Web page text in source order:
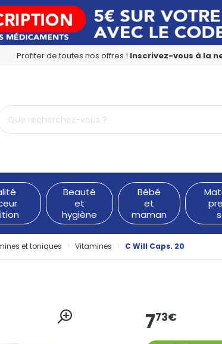
Profiter de toutes nos offres ! Inscrivez-vous à la
en ligne à votre service
Beauté
et
hygiène
Bébé
et
maman
et toniques Vitamines C Will Caps. 20
773€